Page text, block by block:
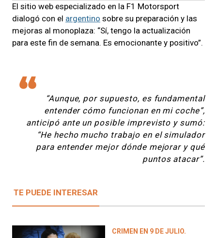
El sitio web especializado en la F1 Motorsport
dialogó con el argentino sobre su preparación y las
mejoras al monoplaza: “Sí, tengo la actualización
para este fin de semana. Es emocionante y positivo”.
“Aunque, por supuesto, es fundamental
entender cómo funcionan en mi coche”,
anticipó ante un posible imprevisto y sumó:
“He hecho mucho trabajo en el simulador
para entender mejor dónde mejorar y qué
puntos atacar”.
TE PUEDE INTERESAR
CRIMEN EN 9 DE JULIO.